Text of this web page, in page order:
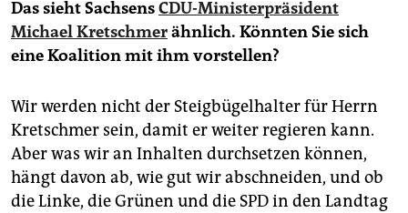
Das sieht SachsensCDU-Ministerpräsident
Michael Kretschmerähnlich. Könnten Sie sich
eine Koalition mit ihm vorstellen?
Wir werden nicht der Steigbügelhalter für Herrn
Kretschmer sein, damit er weiter regieren kann.
Aber was wir an Inhalten durchsetzen können,
hängt davon ab, wie gut wir abschneiden, und ob
die Linke, die Grünen und die SPD in den Landtag